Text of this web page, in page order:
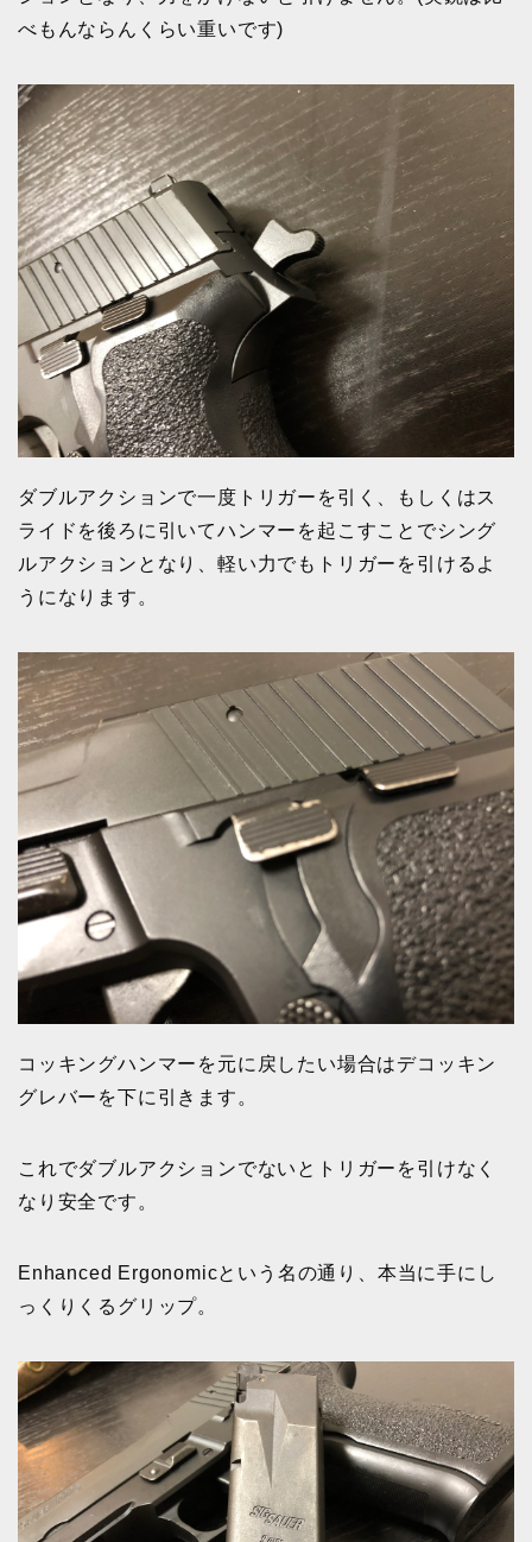
べもんならんくらい重いです)
ダブルアクションで一度トリガーを引く、もしくはス
ライドを後ろに引いてハンマーを起こすことでシング
ルアクションとなり、軽い力でもトリガーを引けるよ
うになります。
コッキングハンマーを元に戻したい場合はデコッキン
グレバーを下に引きます。
これでダブルアクションでないとトリガーを引けなく
なり安全です。
Enhanced Ergonomicという名の通り、本当に手にし
っくりくるグリップ。